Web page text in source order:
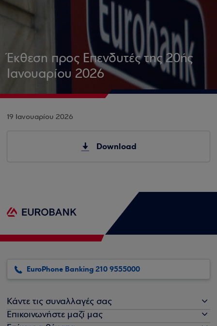
Έκθεση προς Επενδυτές της 20ής
Ιανουαρίου 2026
19 Ιανουαρίου 2026
Download
EuroPhone Banking 210 9555000
Κάντε τις συναλλαγές σας
Επικοινωνήστε μαζί μας